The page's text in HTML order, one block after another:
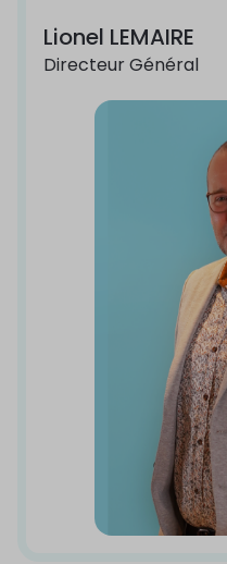
Lionel LEMAIRE
Directeur Général